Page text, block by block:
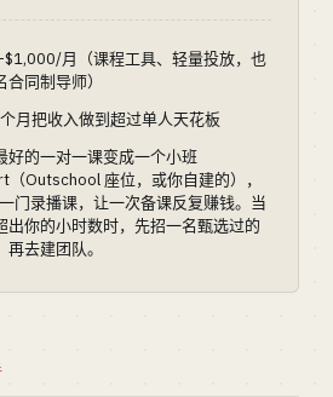
月（课程工具、轻量投放，也
合同制导师）
月把收入做到超过单人天花板
好的一对一课变成一个小班
（Outschool 座位，或你自建的），
门录播课，让一次备课反复赚钱。当
出你的小时数时，先招一名甄选过的
再去建团队。